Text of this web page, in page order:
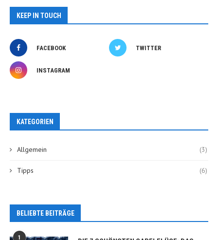
KEEP IN TOUCH
FACEBOOK TWITTER
INSTAGRAM
KATEGORIEN
Allgemein (3)
Tipps (6)
BELIEBTE BEITRÄGE
1